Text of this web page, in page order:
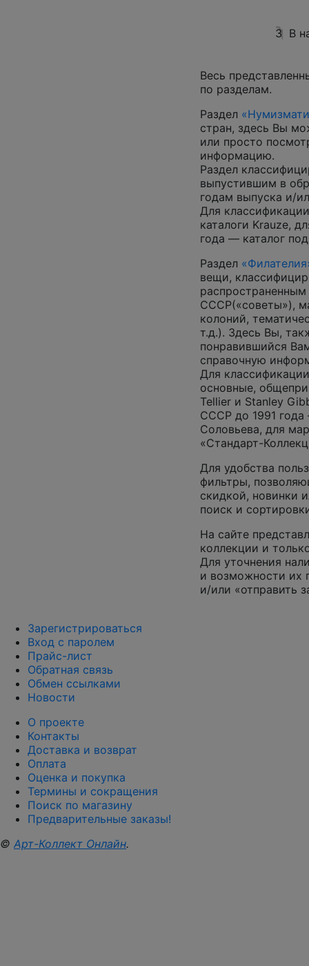
3 В
Весь
по разделам.
Раздел
стран, здесь Вы
или просто
информацию.
Раздел
выпустившим в
годам выпуска и/
Для
каталоги Krauze,
года — каталог
Раздел
вещи,
СССР(«советы»),
колоний,
т.д.). Здесь Вы,
понравившийся
справочную
Для
основные,
Tellier и Stanley
СССР до 1991
Соловьева, для
«Стандарт-
Для удобства
фильтры,
скидкой, новинки
поиск и
На сайте
коллекции и
Для уточнения
и возможности их
и/или «отправить
Зарегистрироваться
Вход с паролем
Прайс-лист
Обратная связь
Обмен ссылками
Новости
О проекте
Контакты
Доставка и возврат
Оплата
Оценка и покупка
Термины и сокращения
Поиск по магазину
Предварительные заказы!
© Арт-Коллект Онлайн.